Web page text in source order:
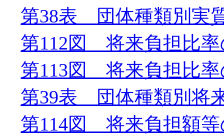
第38表 団体種類別実
第112図 将来負担比率
第113図 将来負担比率
第39表 団体種類別将
第114図 将来負担額等